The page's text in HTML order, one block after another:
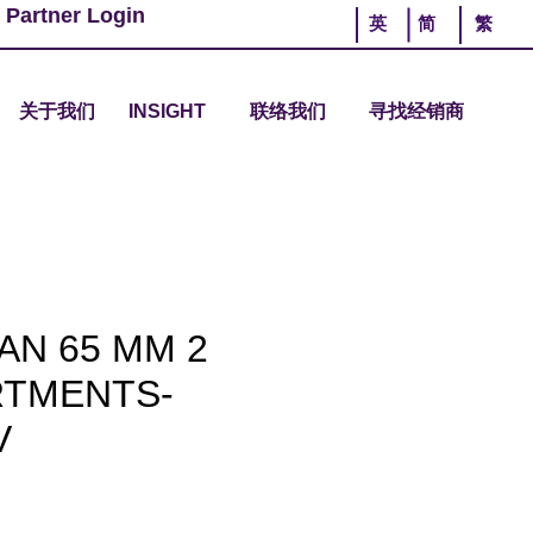
Partner Login 英 简 繁
关于我们 INSIGHT 联络我们 寻找经销商
65 MM 2